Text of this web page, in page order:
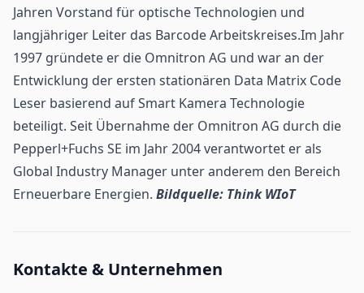
Jahren Vorstand für optische Technologien und
langjähriger Leiter das Barcode Arbeitskreises.Im Jahr
1997 gründete er die Omnitron AG und war an der
Entwicklung der ersten stationären Data Matrix Code
Leser basierend auf Smart Kamera Technologie
beteiligt. Seit Übernahme der Omnitron AG durch die
Pepperl+Fuchs SE im Jahr 2004 verantwortet er als
Global Industry Manager unter anderem den Bereich
Erneuerbare Energien. Bildquelle: Think WIoT
Kontakte & Unternehmen